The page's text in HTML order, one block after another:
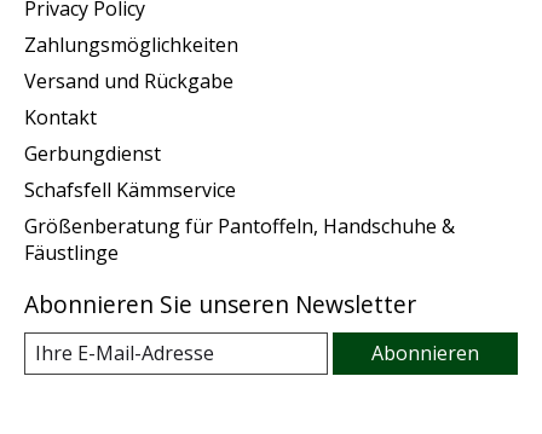
Privacy Policy
Zahlungsmöglichkeiten
Versand und Rückgabe
Kontakt
Gerbungdienst
Schafsfell Kämmservice
Größenberatung für Pantoffeln, Handschuhe &
Fäustlinge
Abonnieren Sie unseren Newsletter
Abonnieren